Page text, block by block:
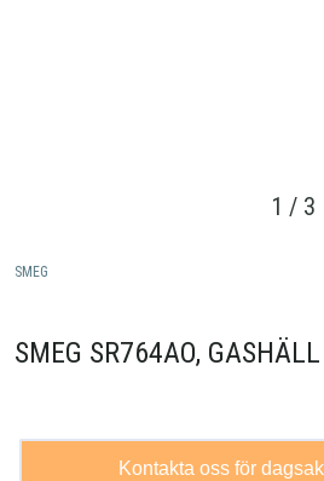
1 / 3
SMEG
SMEG SR764AO,
Kontakta oss för